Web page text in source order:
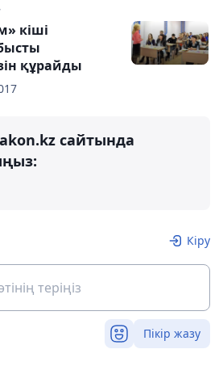
кіші
құрайды
сайтында
Кіру
Пікір жазу